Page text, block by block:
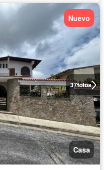
37fotos
Nuevo
Casa